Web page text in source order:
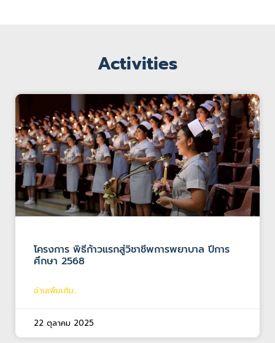
Activities
โครงการ พิธีก้าวแรกสู่วิชาชีพการพยาบาล ปีการ
ศึกษา 2568
อ่านเพิ่มเติม...
22 ตุลาคม 2025